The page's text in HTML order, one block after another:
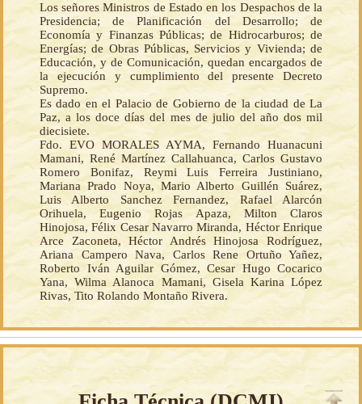
Los señores Ministros de Estado en los Despachos de la
Presidencia; de Planificación del Desarrollo; de
Economía y Finanzas Públicas; de Hidrocarburos; de
Energías; de Obras Públicas, Servicios y Vivienda; de
Educación, y de Comunicación, quedan encargados de
la ejecución y cumplimiento del presente Decreto
Supremo.
Es dado en el Palacio de Gobierno de la ciudad de La
Paz, a los doce días del mes de julio del año dos mil
diecisiete.
Fdo. EVO MORALES AYMA, Fernando Huanacuni
Mamani, René Martínez Callahuanca, Carlos Gustavo
Romero Bonifaz, Reymi Luis Ferreira Justiniano,
Mariana Prado Noya, Mario Alberto Guillén Suárez,
Luis Alberto Sanchez Fernandez, Rafael Alarcón
Orihuela, Eugenio Rojas Apaza, Milton Claros
Hinojosa, Félix Cesar Navarro Miranda, Héctor Enrique
Arce Zaconeta, Héctor Andrés Hinojosa Rodríguez,
Ariana Campero Nava, Carlos Rene Ortuño Yañez,
Roberto Iván Aguilar Gómez, Cesar Hugo Cocarico
Yana, Wilma Alanoca Mamani, Gisela Karina López
Rivas, Tito Rolando Montaño Rivera.